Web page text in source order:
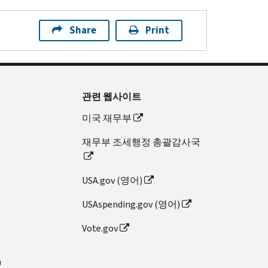
Share Print
관련 웹사이트
미국 재무부
재무부 조세행정 총괄감사국
USA.gov (영어)
USAspending.gov (영어)
Vote.gov